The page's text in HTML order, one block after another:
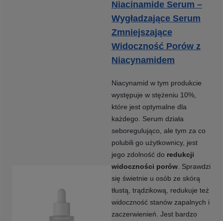
Niacinamide Serum –
Wygładzające Serum
Zmniejszające
Widoczność Porów z
Niacynamidem
Niacynamid w tym produkcie
występuje w stężeniu 10%,
które jest optymalne dla
każdego. Serum działa
seboregulująco, ale tym za co
polubili go użytkownicy, jest
jego zdolność do redukcji
widoczności porów . Sprawdzi
się świetnie u osób ze skórą
tłustą, trądzikową, redukuje też
widoczność stanów zapalnych i
zaczerwienień. Jest bardzo